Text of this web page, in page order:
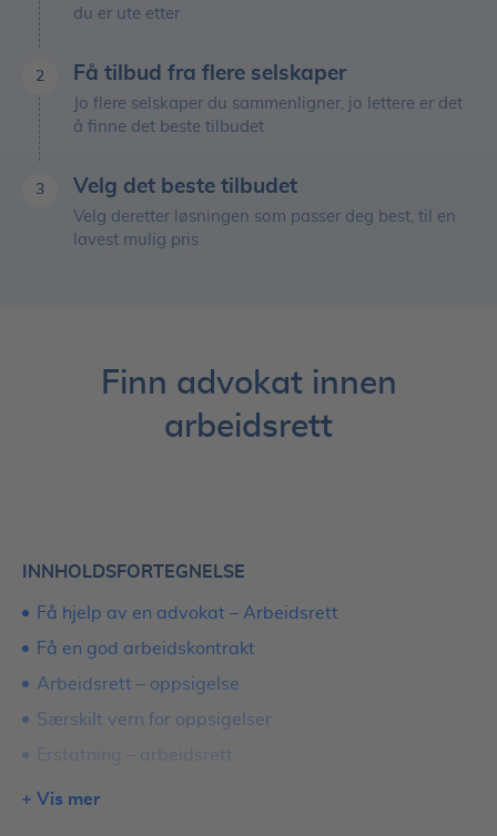
du er ute etter
2 Få tilbud fra flere selskaper
Jo flere selskaper du sammenligner, jo lettere er det
å finne det beste tilbudet
3 Velg det beste tilbudet
Velg deretter løsningen som passer deg best, til en
lavest mulig pris
Finn advokat innen
arbeidsrett
INNHOLDSFORTEGNELSE
Få hjelp av en advokat – Arbeidsrett
Få en god arbeidskontrakt
Arbeidsrett – oppsigelse
Særskilt vern for oppsigelser
Erstatning – arbeidsrett
Stevning – arbeidsrett
Vis mer